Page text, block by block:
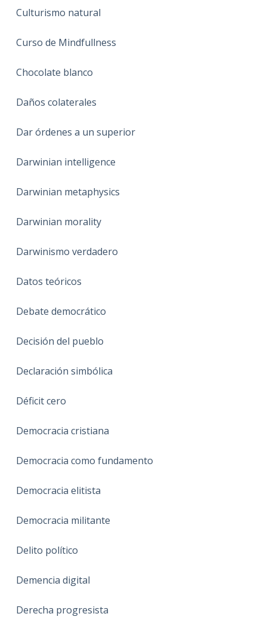
Culturismo natural
Curso de Mindfullness
Chocolate blanco
Daños colaterales
Dar órdenes a un superior
Darwinian intelligence
Darwinian metaphysics
Darwinian morality
Darwinismo verdadero
Datos teóricos
Debate democrático
Decisión del pueblo
Declaración simbólica
Déficit cero
Democracia cristiana
Democracia como fundamento
Democracia elitista
Democracia militante
Delito político
Demencia digital
Derecha progresista